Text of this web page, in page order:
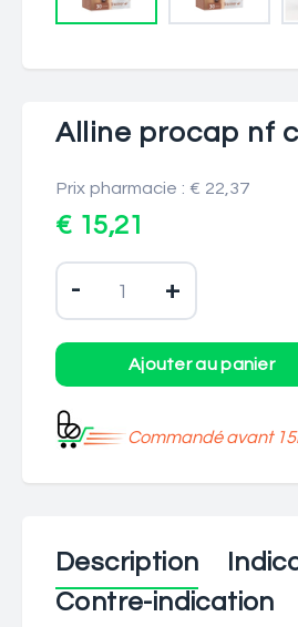
Alline procap nf
Prix pharmacie : € 22,37
€ 15,21
- +
Commandé avant
Description
Contre-indication